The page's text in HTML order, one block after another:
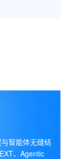
智能体无缝结
、Agentic